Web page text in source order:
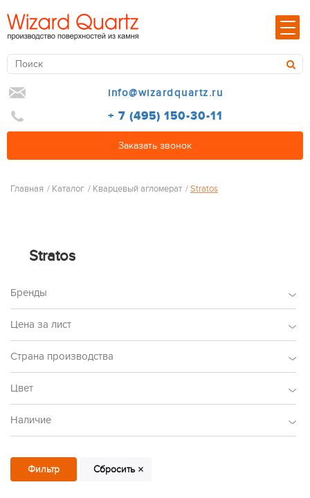
info@wizardquartz.ru
+ 7 (495) 150-30-11
Заказать звонок
Главная / Каталог / Кварцевый агломерат /Stratos
Stratos
Бренды
Цена за лист
Страна производства
Цвет
Наличие